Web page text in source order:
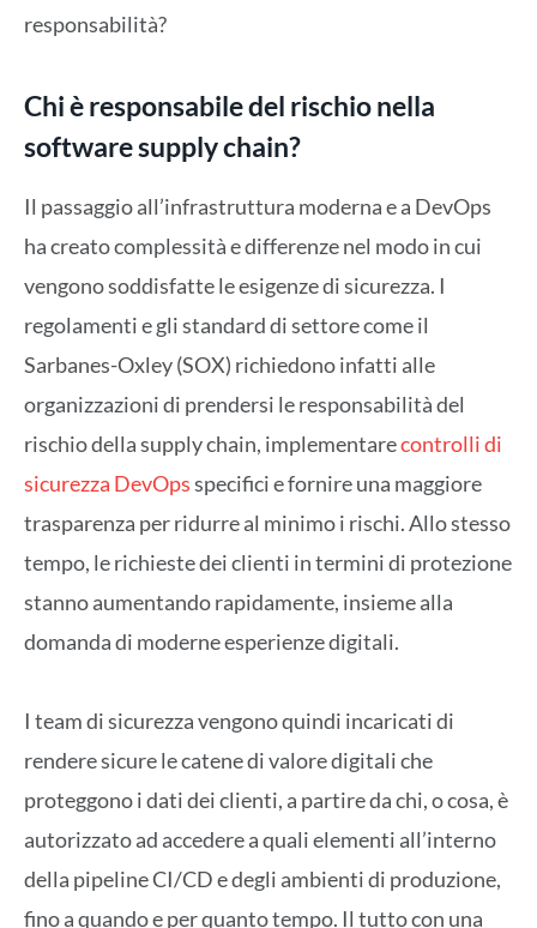
responsabilità?
Chi è responsabile del rischio nella
software supply chain?
Il passaggio all’infrastruttura moderna e a DevOps
ha creato complessità e differenze nel modo in cui
vengono soddisfatte le esigenze di sicurezza. I
regolamenti e gli standard di settore come il
Sarbanes-Oxley (SOX) richiedono infatti alle
organizzazioni di prendersi le responsabilità del
rischio della supply chain, implementarecontrolli di
sicurezza DevOpsspecifici e fornire una maggiore
trasparenza per ridurre al minimo i rischi. Allo stesso
tempo, le richieste dei clienti in termini di protezione
stanno aumentando rapidamente, insieme alla
domanda di moderne esperienze digitali.
I team di sicurezza vengono quindi incaricati di
rendere sicure le catene di valore digitali che
proteggono i dati dei clienti, a partire da chi, o cosa, è
autorizzato ad accedere a quali elementi all’interno
della pipeline CI/CD e degli ambienti di produzione,
fino a quando e per quanto tempo. Il tutto con una